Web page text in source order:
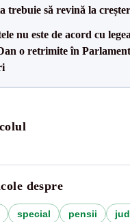
trebuie să revină la
nu este de acord cu
o retrimite în
despre
special pensii